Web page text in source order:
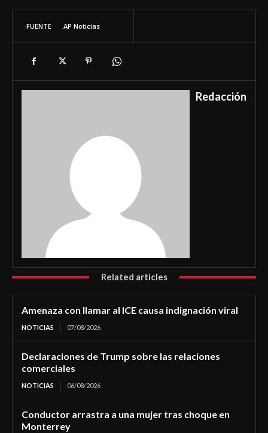
FUENTE AP Noticias
Redacción
Related articles
Amenaza con llamar al ICE causa indignación viral
NOTICIAS 07/08/2026
Declaraciones de Trump sobre las relaciones
comerciales
NOTICIAS 06/08/2026
Conductor arrastra a una mujer tras choque en
Monterrey